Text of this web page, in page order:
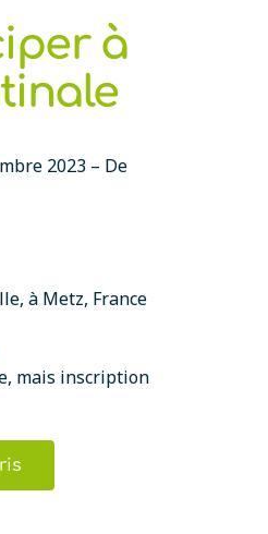
à
2023 – De
à Metz, France
mais inscription